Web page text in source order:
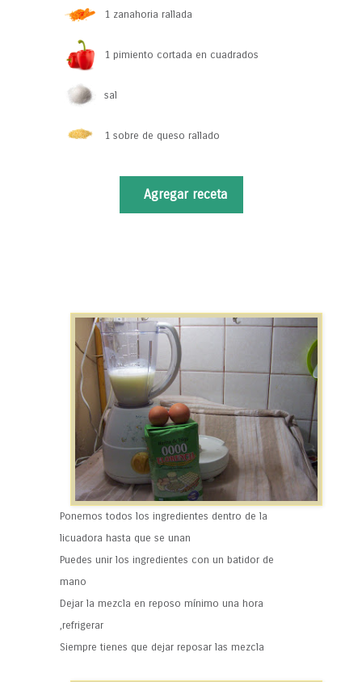
1 zanahoria rallada
1 pimiento cortada en cuadrados
sal
1 sobre de queso rallado
Agregar receta
Ponemos todos los ingredientes dentro de la
licuadora hasta que se unan
Puedes unir los ingredientes con un batidor de
mano
Dejar la mezcla en reposo mínimo una hora
,refrigerar
Siempre tienes que dejar reposar las mezcla